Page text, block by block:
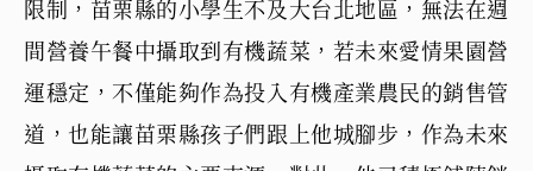
限制，苗栗縣的小學生不及大台北地區，無法在週
間營養午餐中攝取到有機蔬菜，若未來愛情果園營
運穩定，不僅能夠作為投入有機產業農民的銷售管
道，也能讓苗栗縣孩子們跟上他城腳步，作為未來